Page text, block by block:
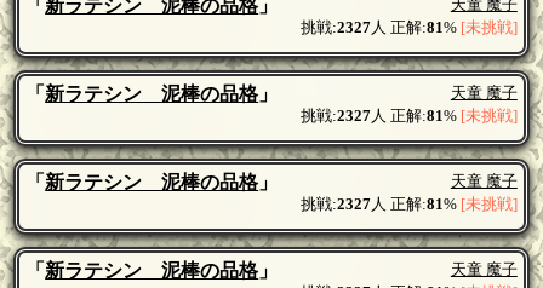
「新ラテシン 泥棒の品格」
天童 魔子
挑戦:2327人 正解:81% [未挑戦]
「新ラテシン 泥棒の品格」
天童 魔子
挑戦:2327人 正解:81% [未挑戦]
「新ラテシン 泥棒の品格」
天童 魔子
挑戦:2327人 正解:81% [未挑戦]
「新ラテシン 泥棒の品格」
天童 魔子